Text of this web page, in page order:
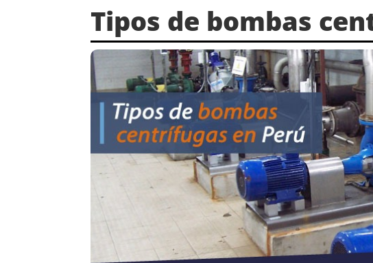
Tipos de bombas